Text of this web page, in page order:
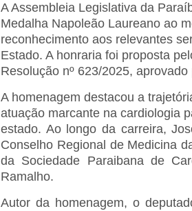
A Assembleia Legislativa da
Medalha Napoleão Laureano ao
reconhecimento aos relevantes
Estado. A honraria foi proposta
Resolução nº 623/2025,
A homenagem destacou a
atuação marcante na cardiologia
estado. Ao longo da carreira,
Conselho Regional de Medicina
da Sociedade Paraibana de
Ramalho.
Autor da homenagem, o